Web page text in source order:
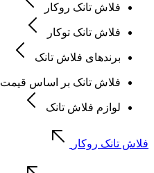
فلاش تانک روکار
فلاش تانک توکار
برندهای فلاش تانک
فلاش تانک بر اساس قیمت
لوازم فلاش تانک
فلاش تانک روکار